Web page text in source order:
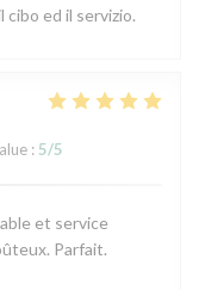
ed il servizio.
: 5/5
et service
Parfait.